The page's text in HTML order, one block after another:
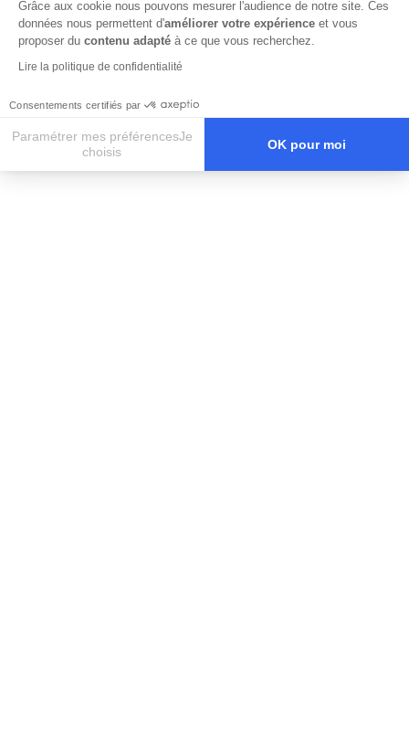
Grâce aux cookie nous pouvons mesurer l'audience de notre site. Ces
données nous permettent d'améliorer votre expérience et vous
proposer du contenu adapté à ce que vous recherchez.
Lire la politique de confidentialité
Consentements certifiés par
Paramétrer mes préférencesJe
choisis
OK pour moi